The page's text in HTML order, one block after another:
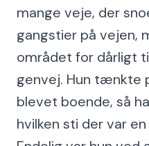
mange veje, der
gangstier på vejen,
området for dårligt
genvej. Hun tænkte
blevet boende, så
hvilken sti der var